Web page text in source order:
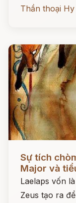
Thần thoại Hy
Sự tích
Major và
Laelaps vốn
Zeus tạo ra